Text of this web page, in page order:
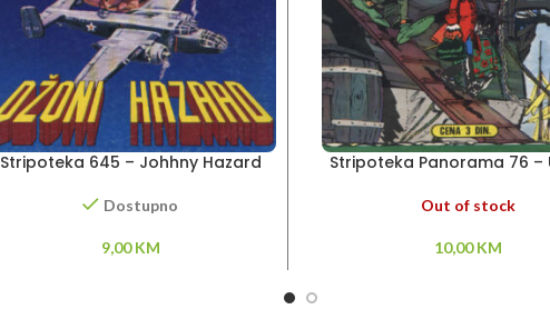
Stripoteka 645 – Johhny Hazard
Dostupno
9,00KM
Stripoteka Panorama 76 –
Out of stock
10,00KM